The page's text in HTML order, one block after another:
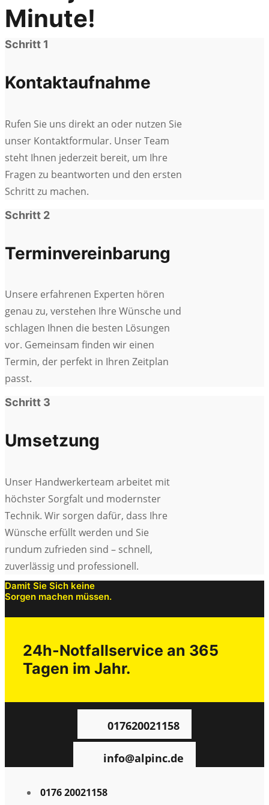
Minute!
Schritt 1
Kontaktaufnahme
Rufen Sie uns direkt an oder nutzen Sie
unser Kontaktformular. Unser Team
steht Ihnen jederzeit bereit, um Ihre
Fragen zu beantworten und den ersten
Schritt zu machen.
Schritt 2
Terminvereinbarung
Unsere erfahrenen Experten hören
genau zu, verstehen Ihre Wünsche und
schlagen Ihnen die besten Lösungen
vor. Gemeinsam finden wir einen
Termin, der perfekt in Ihren Zeitplan
passt.
Schritt 3
Umsetzung
Unser Handwerkerteam arbeitet mit
höchster Sorgfalt und modernster
Technik. Wir sorgen dafür, dass Ihre
Wünsche erfüllt werden und Sie
rundum zufrieden sind – schnell,
zuverlässig und professionell.
Damit Sie Sich keine
Sorgen machen müssen.
24h-Notfall­service an 365
Tagen im Jahr.
017620021158
info@alpinc.de
0176 20021158